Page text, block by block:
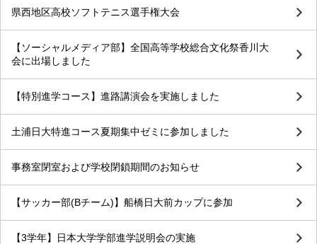
県西地区高校ソフトテニス選手権大会
【ソーシャルメディア部】全国高等学校総合文化祭香川大
会に出場しました
【特別進学コース】進路講演会を実施しました
土浦日大特進コース夏期集中ゼミに参加しました
事務室閉室および学校閉鎖期間のお知らせ
【サッカー部(Bチーム)】船橋日大前カップに参加
【3学年】日本大学学部進学説明会の実施